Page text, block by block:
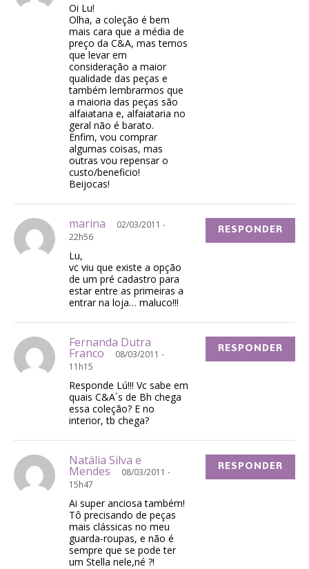
Oi Lu!
Olha, a coleção é bem
mais cara que a média de
preço da C&A, mas temos
que levar em
consideração a maior
qualidade das peças e
também lembrarmos que
a maioria das peças são
alfaiataria e, alfaiataria no
geral não é barato.
Enfim, vou comprar
algumas coisas, mas
outras vou repensar o
custo/beneficio!
Beijocas!
marina
02/03/2011 -
22h56
Lu,
vc viu que existe a opção
de um pré cadastro para
estar entre as primeiras a
entrar na loja… maluco!!!
RESPONDER
Fernanda Dutra
Franco
08/03/2011 -
11h15
Responde Lú!!! Vc sabe em
quais C&A´s de Bh chega
essa coleção? E no
interior, tb chega?
RESPONDER
Natália Silva e
Mendes
08/03/2011 -
15h47
Ai super anciosa também!
Tô precisando de peças
mais clássicas no meu
guarda-roupas, e não é
sempre que se pode ter
um Stella nele,né ?!
RESPONDER